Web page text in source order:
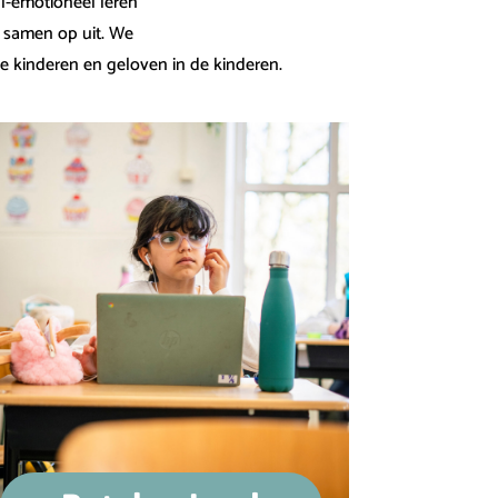
op uit. We
kinderen en geloven in de kinderen.